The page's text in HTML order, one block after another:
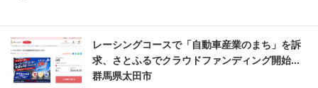
レーシングコースで「自動車産業のまち」を訴
求、さとふるでクラウドファンディング開始...
群馬県太田市